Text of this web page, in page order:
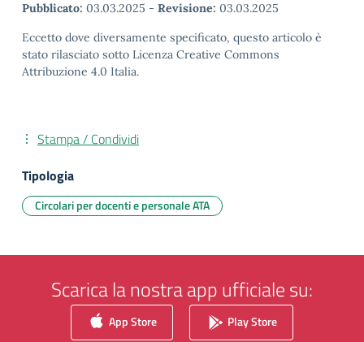
Pubblicato: 03.03.2025 - Revisione: 03.03.2025
Eccetto dove diversamente specificato, questo articolo è
stato rilasciato sotto Licenza Creative Commons
Attribuzione 4.0 Italia.
Stampa / Condividi
Tipologia
Circolari per docenti e personale ATA
Scarica la nostra app ufficiale su:
App Store Play Store